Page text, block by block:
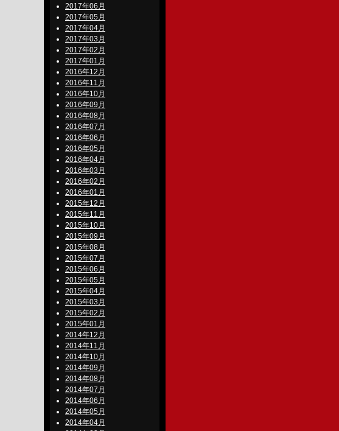
2017年06月
2017年05月
2017年04月
2017年03月
2017年02月
2017年01月
2016年12月
2016年11月
2016年10月
2016年09月
2016年08月
2016年07月
2016年06月
2016年05月
2016年04月
2016年03月
2016年02月
2016年01月
2015年12月
2015年11月
2015年10月
2015年09月
2015年08月
2015年07月
2015年06月
2015年05月
2015年04月
2015年03月
2015年02月
2015年01月
2014年12月
2014年11月
2014年10月
2014年09月
2014年08月
2014年07月
2014年06月
2014年05月
2014年04月